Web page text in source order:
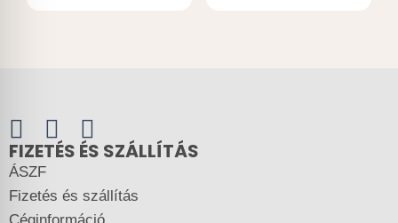
FIZETÉS ÉS SZÁLLÍTÁS
ÁSZF
Fizetés és szállítás